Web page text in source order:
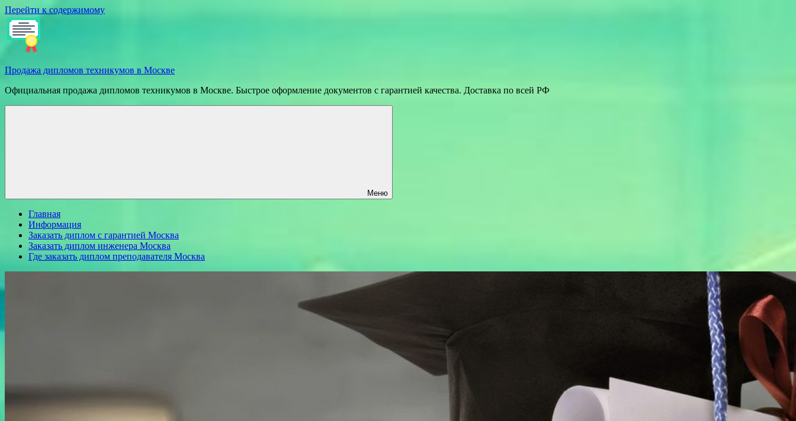
Перейти к содержимому
Продажа дипломов техникумов в Москве
Официальная продажа дипломов техникумов в Москве. Быстрое оформление документов с гарантией качества. Доставка по всей РФ
Меню
Главная
Информация
Заказать диплом с гарантией Москва
Заказать диплом инженера Москва
Где заказать диплом преподавателя Москва